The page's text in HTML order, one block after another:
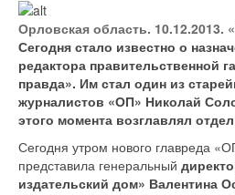
Орловская область. 10.12.2013.
Сегодня стало известно о
редактора правительственной
правда». Им стал один из
журналистов «ОП» Николай
этого момента возглавлял
Сегодня утром нового главреда
представила генеральный
издательский дом» Валентина